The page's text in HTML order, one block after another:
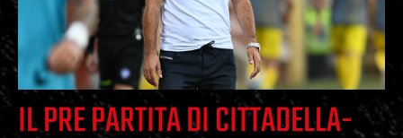
IL PRE PARTITA DI CITTADELLA-